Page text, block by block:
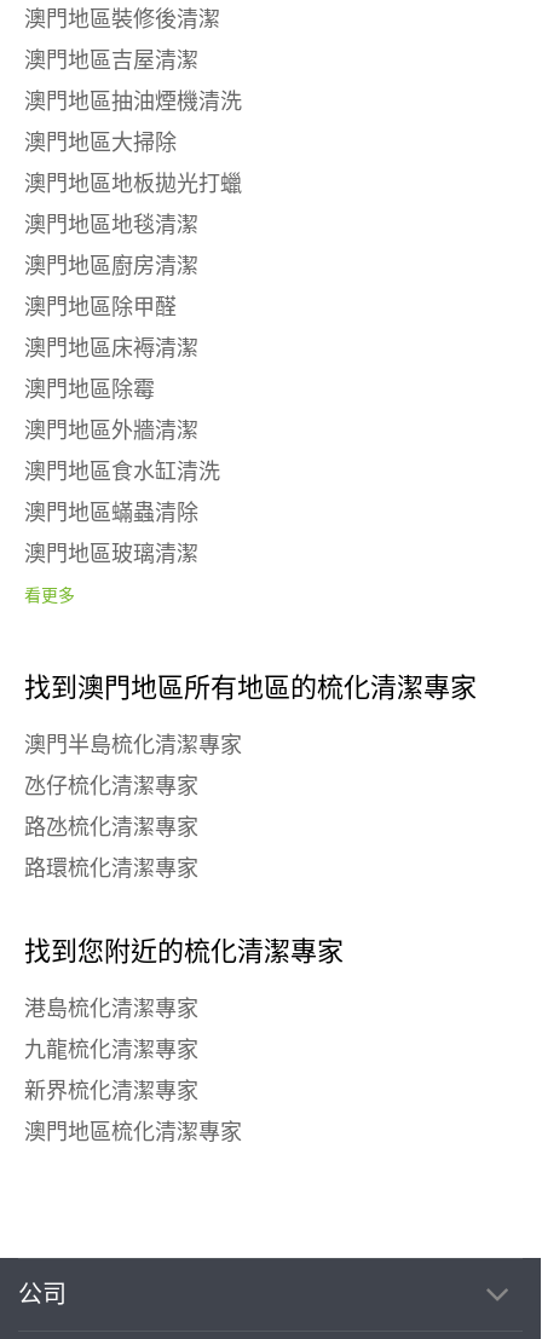
澳門地區裝修後清潔
澳門地區吉屋清潔
澳門地區抽油煙機清洗
澳門地區大掃除
澳門地區地板拋光打蠟
澳門地區地毯清潔
澳門地區廚房清潔
澳門地區除甲醛
澳門地區床褥清潔
澳門地區除霉
澳門地區外牆清潔
澳門地區食水缸清洗
澳門地區蟎蟲清除
澳門地區玻璃清潔
看更多
找到澳門地區所有地區的梳化清潔專家
澳門半島梳化清潔專家
氹仔梳化清潔專家
路氹梳化清潔專家
路環梳化清潔專家
找到您附近的梳化清潔專家
港島梳化清潔專家
九龍梳化清潔專家
新界梳化清潔專家
澳門地區梳化清潔專家
公司